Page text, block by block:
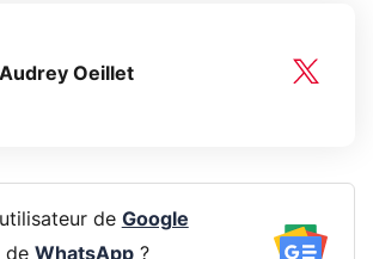
Audrey Oeillet
de Google
WhatsApp?